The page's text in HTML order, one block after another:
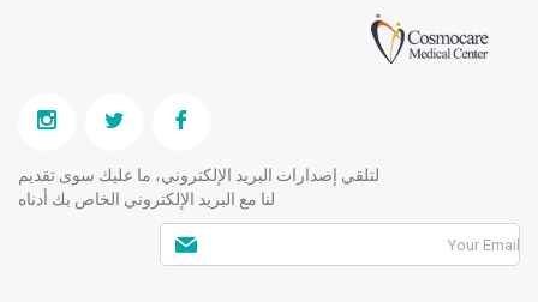
لتلقي إصدارات البريد الإلكتروني، ما عليك سوى تقديم
لنا مع البريد الإلكتروني الخاص بك أدناه